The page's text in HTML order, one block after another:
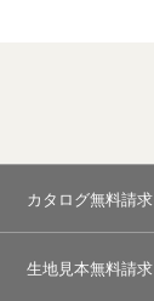
カタログ無料請求
生地見本無料請求